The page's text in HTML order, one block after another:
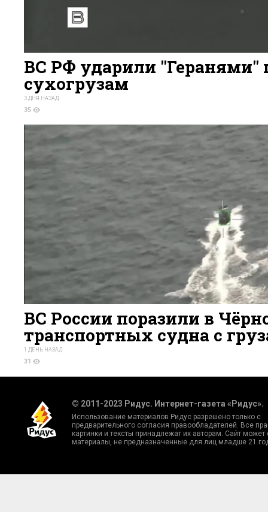
ВС РФ ударили "Геранями"
сухогрузам
3 ДНЯ НАЗАД
35
ВС России поразили в
транспортных судна с
1 ДЕНЬ НАЗАД
31
© 2011-2023 Ридус. Интернет-газета «Ридус».
Использование материалов Ридус разрешено только с
предварительного согласия правообладателей. Все
картинки и тексты принадлежат их авторам. Сайт может
материалы, не предназначенные для лиц младше 21